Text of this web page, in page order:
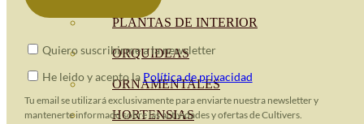
PLANTAS DE INTERIOR
ORQUIDEAS
ORNAMENTALES
HORTENSIAS
Quiero suscribirme a la newsletter
He leido y acepto la Política de privacidad
Tu email se utilizará exclusivamente para enviarte nuestra newsletter y
mantenerte informado sobre las actividades y ofertas de Cultivers.